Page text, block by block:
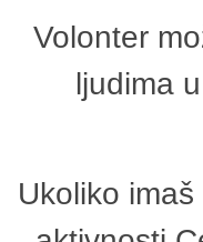
Volonter
ljudima
Ukoliko